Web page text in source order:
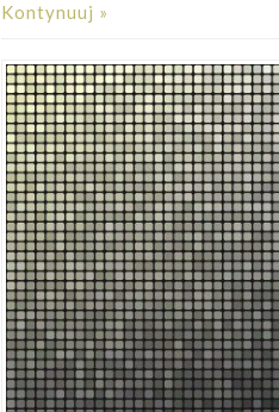
Kontynuuj »